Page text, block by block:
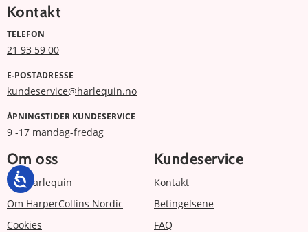
Kontakt
TELEFON
21 93 59 00
E-POSTADRESSE
kundeservice@harlequin.no
ÅPNINGSTIDER KUNDESERVICE
9 -17 mandag-fredag
Om oss
Om Harlequin
Om HarperCollins Nordic
Cookies
Kundeservice
Kontakt
Betingelsene
FAQ